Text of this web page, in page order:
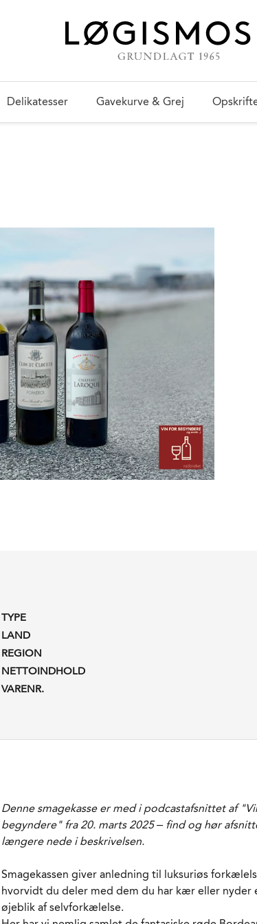
Delikatesser Gavekurve & Grej
TYPE
LAND
REGION
NETTOINDHOLD
VARENR.
Denne smagekasse er med i podcastafsnittet af
begyndere" fra 20. marts 2025 – find og hør
længere nede i beskrivelsen.
Smagekassen giver anledning til luksuriøs
hvorvidt du deler med dem du har kær eller nyder
øjeblik af selvforkælelse.